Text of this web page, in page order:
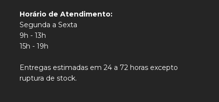
Horário de Atendimento:
Segunda a Sexta
9h - 13h
15h - 19h
Entregas estimadas em 24 a 72 horas excepto
ruptura de stock.